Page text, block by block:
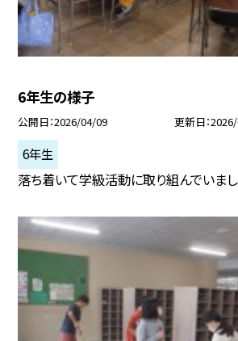
6年生の様子
公開日 2026/04/09 更新日
6年生
落ち着いて学級活動に取り組んでいまし